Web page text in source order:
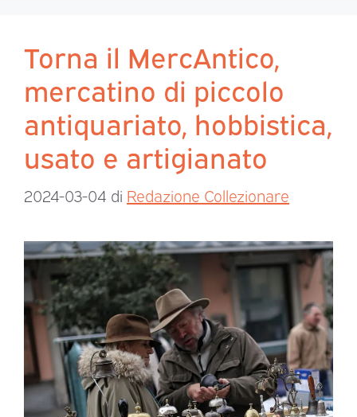
Torna il MercAntico,
mercatino di piccolo
antiquariato, hobbistica,
usato e artigianato
2024-03-04 di Redazione Collezionare